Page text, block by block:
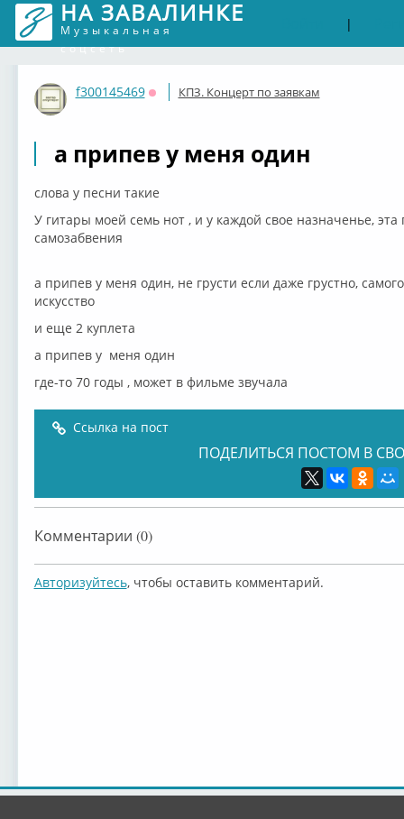
НА ЗАВАЛИНКЕ
Музыкальная
соцсеть
|
f300145469
Оффлайн
КПЗ. Концерт по заявкам
а припев у меня один
слова у песни такие
У гитары моей семь нот , и у каждой свое назначенье,
самозабвения
а припев у меня один, не грусти если даже грустно,
искусство
и еще 2 куплета
а припев у меня один
где-то 70 годы , может в фильме звучала
Ссылка на пост
ПОДЕЛИТЬСЯ ПОСТОМ В
Комментарии (0)
Авторизуйтесь, чтобы оставить комментарий.